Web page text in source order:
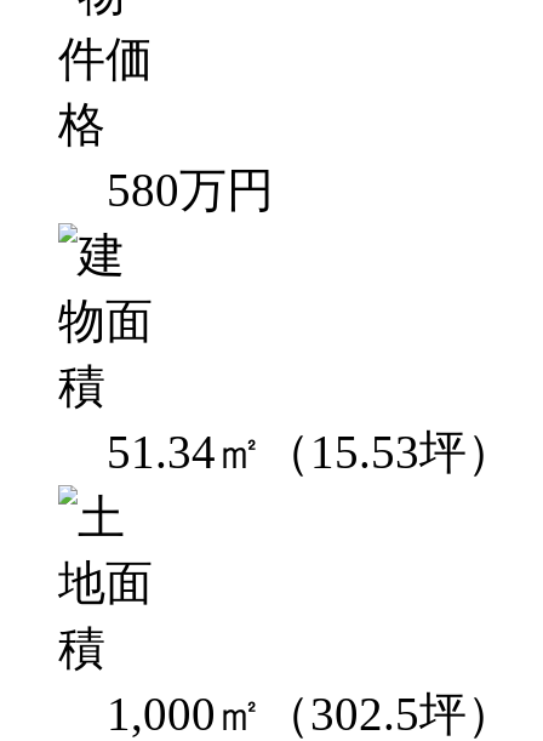
580万円
51.34㎡（15.53坪）
1,000㎡（302.5坪）